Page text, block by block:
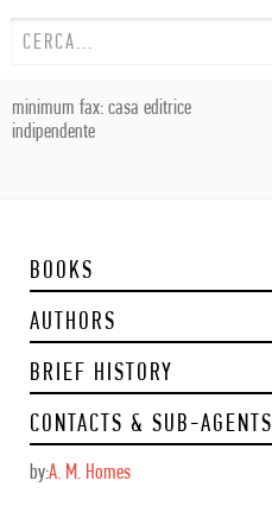
minimum fax: casa editrice
indipendente
BOOKS
AUTHORS
BRIEF HISTORY
CONTACTS & SUB-AGENTS
by:A. M. Homes